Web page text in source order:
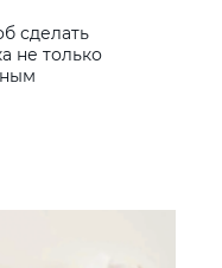
сделать
не только